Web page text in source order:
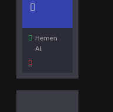
Hemen
Al